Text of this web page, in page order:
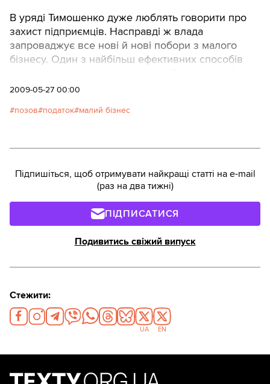
В уряді Тимошенко дуже люблять говорити про
захист підприємців. Насправді ж влада
запроваджує все нові й нові побори з малого
бізнесу. Один з найбільш ефективних способів
"За Україну!" підготував зразок такого позову.
збільшення пенсійних внесків
2009-05-27 00:00
позов податок малий бізнес
Підпишіться, щоб отримувати найкращі статті на e-mail
(раз на два тижні)
ПІДПИСАТИСЯ
Подивитись свіжий випуск
Стежити:
UA EN